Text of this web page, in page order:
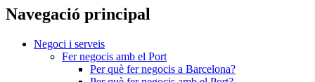
Navegació principal
Negoci i serveis
Fer negocis amb el Port
Per què fer negocis a Barcelona?